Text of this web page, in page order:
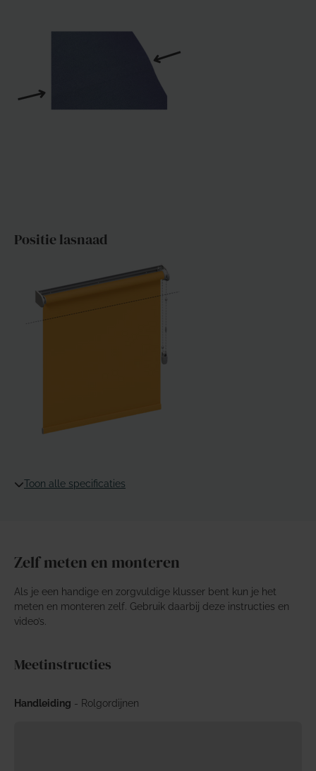
Positie lasnaad
Toon alle specificaties
Zelf meten en monteren
Als je een handige en zorgvuldige klusser bent kun je het
meten en monteren zelf. Gebruik daarbij deze instructies en
video’s.
Meetinstructies
Handleiding - Rolgordijnen